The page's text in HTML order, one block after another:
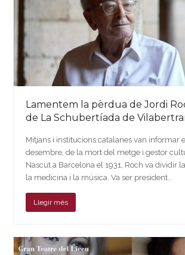
Lamentem la pèrdua de Jordi
de La Schubertíada de
Mitjans i institucions catalanes van informar
desembre, de la mort del metge i gestor
Nascut a Barcelona el 1931, Roch va dividir
la medicina i la música. Va ser president…
Llegir més